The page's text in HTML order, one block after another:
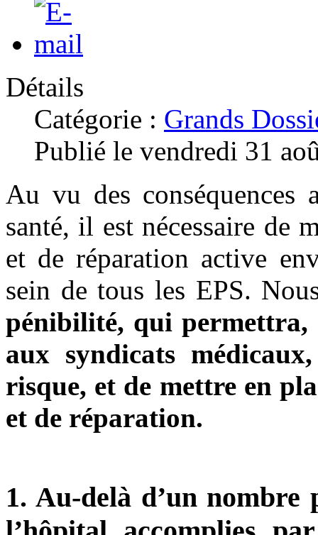
Détails
Catégorie : Grands
Publié le vendredi 31
Au vu des
santé, il est nécessaire de
et de réparation active
sein de tous les EPS.
pénibilité, qui permettra,
aux syndicats
risque, et de mettre en
et de réparation.
1. Au-delà d’un nombre